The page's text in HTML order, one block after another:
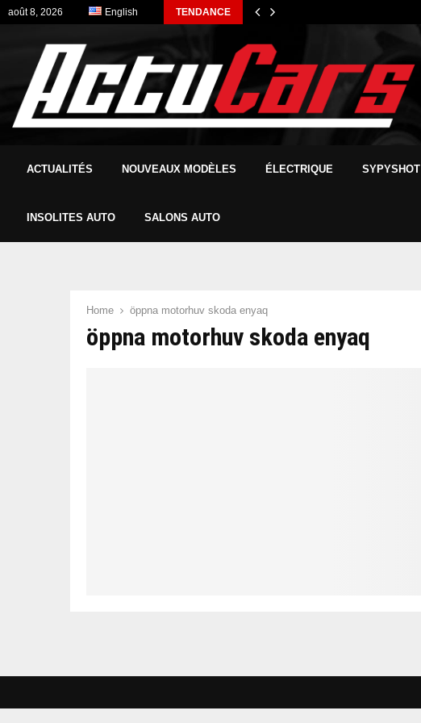
août 8, 2026 English TENDANCE
ACTUALITÉS NOUVEAUX MODÈLES ÉLECTRIQUE SYPYSHOT
INSOLITES AUTO SALONS AUTO
Home öppna motorhuv skoda enyaq
öppna motorhuv skoda enyaq